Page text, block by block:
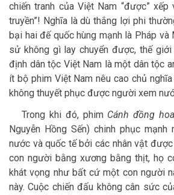
chiến tranh của Việt Nam “được” xếp
truyền”! Nghĩa là dù thắng lợi phi
bại hai đế quốc hùng mạnh là Pháp
sử không gì lay chuyển được, thế giới
định dân tộc Việt Nam là một dân tộc
ít bộ phim Việt Nam nêu cao chủ
không thuyết phục được người xem
Trong khi đó, phim Cánh đồng
Nguyễn Hồng Sến) chinh phục
nước và quốc tế bởi các nhân vật
con người bằng xương bằng thịt, họ
khát vọng như bất cứ một con người
này. Cuộc chiến đấu không cân sức